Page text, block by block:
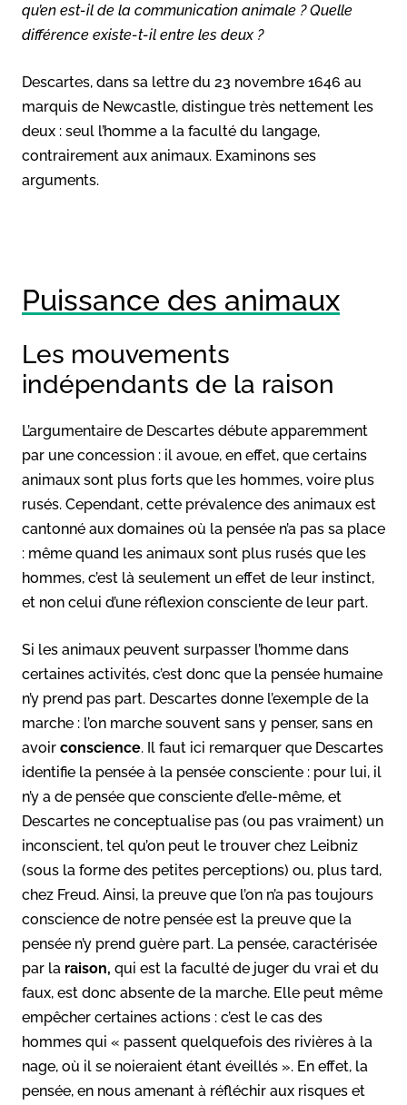
qu’en est-il de la communication animale ? Quelle
différence existe-t-il entre les deux ?
Descartes, dans sa lettre du 23 novembre 1646 au
marquis de Newcastle, distingue très nettement les
deux : seul l’homme a la faculté du langage,
contrairement aux animaux. Examinons ses
arguments.
Puissance des animaux
Les mouvements
indépendants de la raison
L’argumentaire de Descartes débute apparemment
par une concession : il avoue, en effet, que certains
animaux sont plus forts que les hommes, voire plus
rusés. Cependant, cette prévalence des animaux est
cantonné aux domaines où la pensée n’a pas sa place
: même quand les animaux sont plus rusés que les
hommes, c’est là seulement un effet de leur instinct,
et non celui d’une réflexion consciente de leur part.
Si les animaux peuvent surpasser l’homme dans
certaines activités, c’est donc que la pensée humaine
n’y prend pas part. Descartes donne l’exemple de la
marche : l’on marche souvent sans y penser, sans en
avoir conscience. Il faut ici remarquer que Descartes
identifie la pensée à la pensée consciente : pour lui, il
n’y a de pensée que consciente d’elle-même, et
Descartes ne conceptualise pas (ou pas vraiment) un
inconscient, tel qu’on peut le trouver chez Leibniz
(sous la forme des petites perceptions) ou, plus tard,
chez Freud. Ainsi, la preuve que l’on n’a pas toujours
conscience de notre pensée est la preuve que la
pensée n’y prend guère part. La pensée, caractérisée
par la raison, qui est la faculté de juger du vrai et du
faux, est donc absente de la marche. Elle peut même
empêcher certaines actions : c’est le cas des
hommes qui « passent quelquefois des rivières à la
nage, où il se noieraient étant éveillés ». En effet, la
pensée, en nous amenant à réfléchir aux risques et